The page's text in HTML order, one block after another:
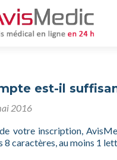
est-il
2016
votre inscription,
8 caractères, au moins 1